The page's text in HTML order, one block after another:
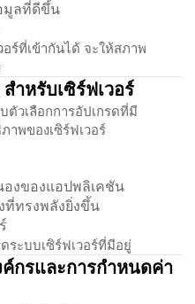
มูลที่ดีขึ้น
ร์ที่เข้ากันได้ จะให้สภาพ
ำหรับเซิร์ฟเวอร์
ตัวเลือกการอัปเกรดที่มี
าพของเซิร์ฟเวอร์
องของแอปพลิเคชัน
ที่ทรงพลังยิ่งขึ้น
ระบบเซิร์ฟเวอร์ที่มีอยู่
ค์กรและการกำหนดค่า